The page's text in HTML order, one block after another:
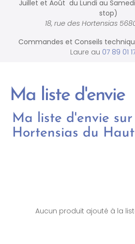
Juillet et Août du Lundi au
stop)
18, rue des Hortensias
Commandes et Conseils
Laure au 07 89 01
Ma liste d'envie
Ma liste d'envie sur
Hortensias du
Aucun produit ajouté à la